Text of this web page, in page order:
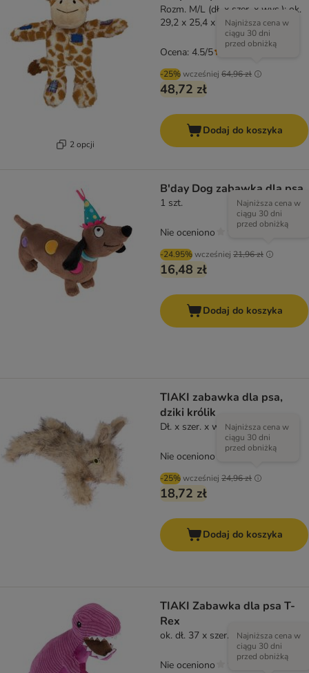
2 opcji
Rozm. M/L (dł. x szer. x wys.): ok.
29,2 x 25,4 x 10,8 cm
-25%wcześniej 64,96 zł
Najniższa cena w
ciągu 30 dni
przed obniżką
48,72 zł
Ocena: 4.5/5
Dodaj do koszyka
B'day Dog zabawka dla psa
1 szt.
-24.95%wcześniej 21,96 zł
Najniższa cena w
ciągu 30 dni
przed obniżką
16,48 zł
Nie oceniono
Dodaj do koszyka
TIAKI zabawka dla psa,
dziki królik
Dł. x szer. x wys.: 20 x 7 x 12 cm
-25%wcześniej 24,96 zł
Najniższa cena w
ciągu 30 dni
przed obniżką
18,72 zł
Nie oceniono
Dodaj do koszyka
TIAKI Zabawka dla psa T-
Rex
ok. dł. 37 x szer. 16 x wys. 16 cm
Najniższa cena w
ciągu 30 dni
przed obniżką
Nie oceniono